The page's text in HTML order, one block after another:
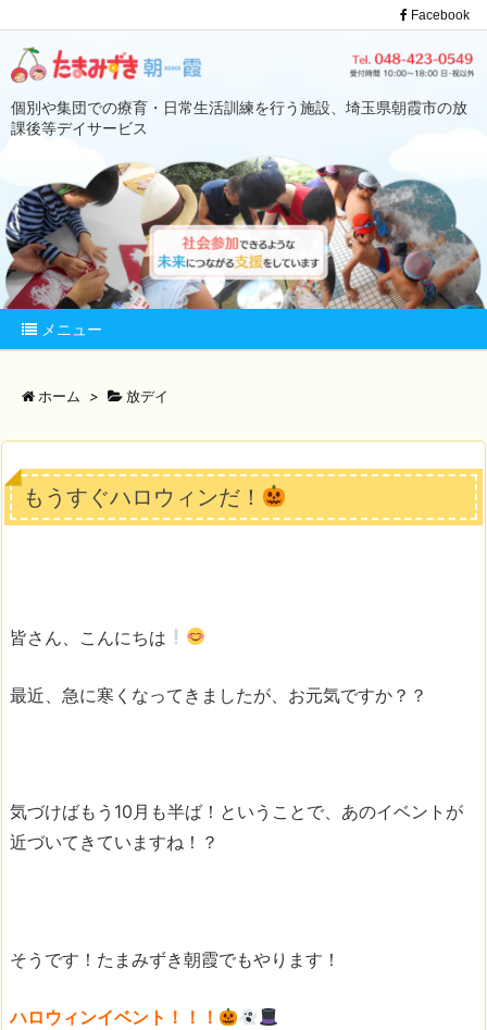
個別や集団での療育・日常生活訓練を行う施設、埼玉県朝霞市の放
課後等デイサービス
メニュー
Facebook
ホーム > 放デイ
もうすぐハロウィンだ！
皆さん、こんにちは
最近、急に寒くなってきましたが、お元気ですか？？
気づけばもう10月も半ば！ということで、あのイベントが
近づいてきていますね！？
そうです！たまみずき朝霞でもやります！
ハロウィンイベント！！！